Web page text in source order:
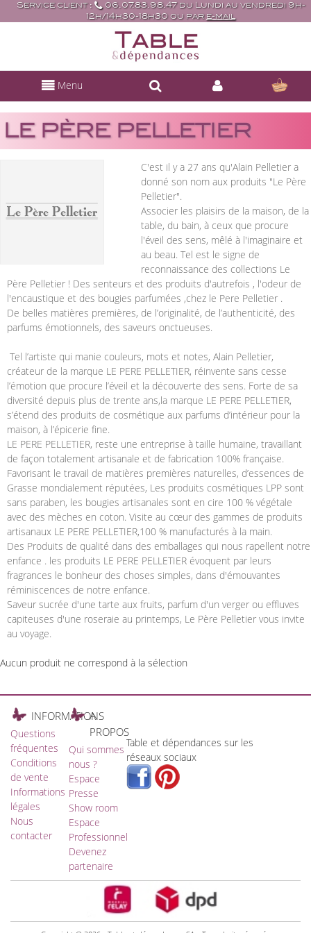
Service client :
06.07.83.98.47 du Lundi au vendredi 9h-
12h/14h30-18h30 ou par e-mail
Menu
LE PÈRE PELLETIER
C'est il y a 27 ans qu'Alain Pelletier a
donné son nom aux produits "Le Père
Pelletier".
Associer les plaisirs de la maison, de la
table, du bain, à ceux que procure
l'éveil des sens, mêlé à l'imaginaire et
au beau. Tel est le signe de
reconnaissance des collections Le
Père Pelletier ! Des senteurs et des produits d'autrefois , l'odeur de
l'encaustique et des bougies parfumées ,chez le Pere Pelletier .
De belles matières premières, de l’originalité, de l’authenticité, des
parfums émotionnels, des saveurs onctueuses.
Tel l’artiste qui manie couleurs, mots et notes, Alain Pelletier,
créateur de la marque LE PERE PELLETIER, réinvente sans cesse
l’émotion que procure l’éveil et la découverte des sens. Forte de sa
diversité depuis plus de trente ans,la marque LE PERE PELLETIER,
s’étend des produits de cosmétique aux parfums d’intérieur pour la
maison, à l’épicerie fine.
LE PERE PELLETIER, reste une entreprise à taille humaine, travaillant
de façon totalement artisanale et de fabrication 100% française.
Favorisant le travail de matières premières naturelles, d’essences de
Grasse mondialement réputées, Les produits cosmétiques LPP sont
sans paraben, les bougies artisanales sont en cire 100 % végétale
avec des mèches en coton. Visite au cœur des gammes de produits
artisanaux LE PERE PELLETIER,100 % manufacturés à la main.
Des Produits de qualité dans des emballages qui nous rapellent notre
enfance . les produits LE PERE PELLETIER évoquent par leurs
fragrances le bonheur des choses simples, dans d'émouvantes
réminiscences de notre enfance.
Saveur sucrée d'une tarte aux fruits, parfum d'un verger ou effluves
capiteuses d'une roseraie au printemps, Le Père Pelletier vous invite
au voyage.
Aucun produit ne correspond à la sélection
INFORMATIONS
Questions
fréquentes
Conditions
de vente
Informations
légales
Nous
contacter
A
PROPOS
Qui sommes
nous ?
Espace
Presse
Show room
Espace
Professionnel
Devenez
partenaire
Table et dépendances sur les
réseaux sociaux